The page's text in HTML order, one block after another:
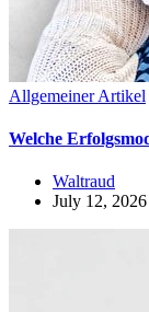
Allgemeiner Artikel
Welche
Waltraud
July 12, 2026